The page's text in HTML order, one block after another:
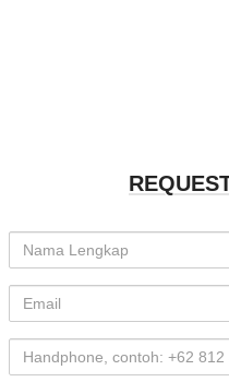
Nama Lengkap
Email
Handphone, contoh: +62 812